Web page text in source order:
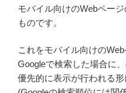
モバイル向けのWebペー
ものです。
これをモバイル向けの
Googleで検索した場合に
優先的に表示が行われる形